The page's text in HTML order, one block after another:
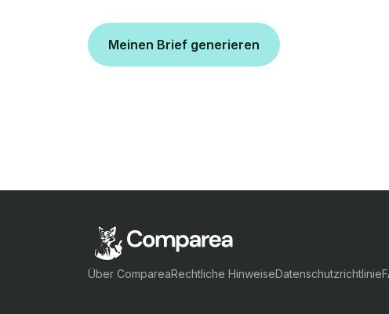
Meinen Brief generieren
Über CompareaRechtliche HinweiseDatenschutzrichtlinie